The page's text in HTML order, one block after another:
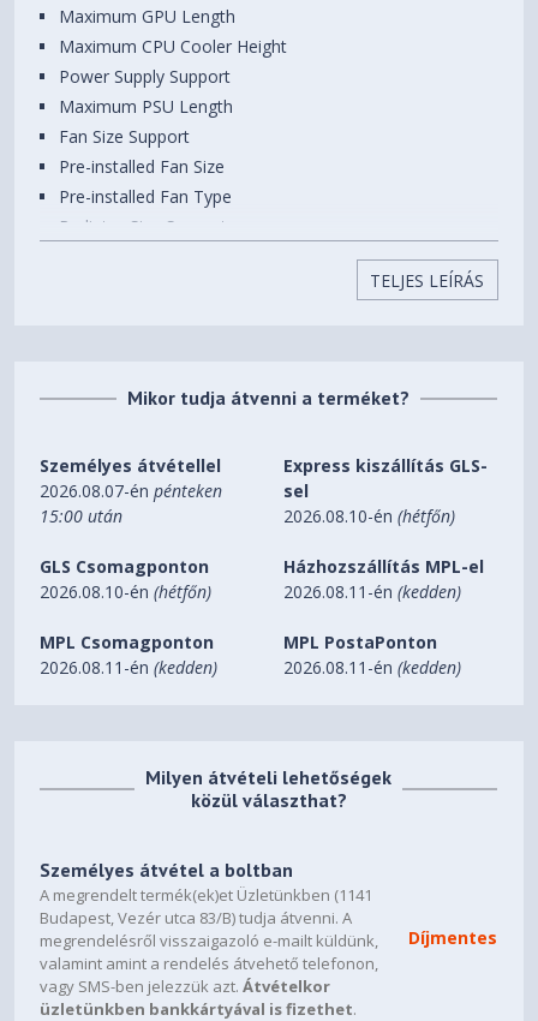
Videokártya maximális
hossza
Súly
Maximum GPU Length
Maximum CPU Cooler Height
Power Supply Support
Maximum PSU Length
Fan Size Support
Pre-installed Fan Size
Pre-installed Fan Type
Radiator Size Support
Micro- ATX Tower
1 x USB 3.2 Gen 1 Type-A
1 x USB 3.2 Gen 2x2 Type-C
1 x Audio-Out / Mic-in
1 x Power Button
1 x 2.5”/3.5” combo
(up to 2 x 2.5” or 1 x 2.5”+ 1 x 3.5”)
*Support horizontal installation only.
200 mm / 7.87 inches
Top: 3 x 120 mm / 2 x 140 mm
Front: NA
Rear: 1 x 120 mm / 1 x 140 mm
TELJES LEÍRÁS
Mikor tudja átvenni a terméket?
Személyes átvétellel
2026.08.07-énpénteken
15:00 után
Express kiszállítás GLS-
sel
2026.08.10-én(hétfőn)
GLS Csomagponton
2026.08.10-én(hétfőn)
Házhozszállítás MPL-el
2026.08.11-én(kedden)
MPL Csomagponton
2026.08.11-én(kedden)
MPL PostaPonton
2026.08.11-én(kedden)
Milyen átvételi lehetőségek
közül választhat?
Személyes átvétel a boltban
A megrendelt termék(ek)et Üzletünkben (1141
Budapest, Vezér utca 83/B) tudja átvenni. A
megrendelésről visszaigazoló e-mailt küldünk,
valamint amint a rendelés átvehető telefonon,
vagy SMS-ben jelezzük azt.Átvételkor
üzletünkben bankkártyával is fizethet.
Díjmentes